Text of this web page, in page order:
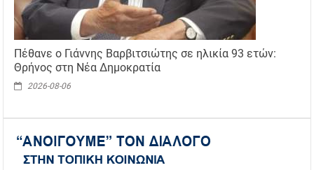
Πέθανε ο Γιάννης Βαρβιτσιώτης σε ηλικία 93 ετών:
Θρήνος στη Νέα Δημοκρατία
2026-08-06